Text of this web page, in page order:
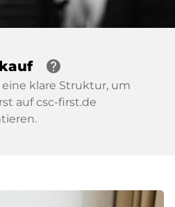
help
klare Struktur, um
auf csc-first.de